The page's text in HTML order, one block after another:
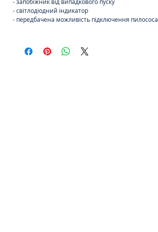
- запобіжник від випадкового пуску
- світлодіодний індикатор
- передбачена можливість підключення пилососа